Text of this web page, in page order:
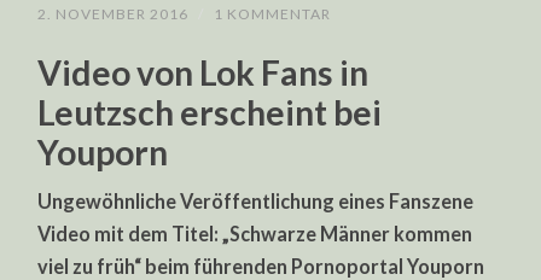
2. NOVEMBER 2016 1 KOMMENTAR
Video von Lok Fans in
Leutzsch erscheint bei
Youporn
Ungewöhnliche Veröffentlichung eines Fanszene
Video mit dem Titel: „Schwarze Männer kommen
viel zu früh“ beim führenden Pornoportal Youporn